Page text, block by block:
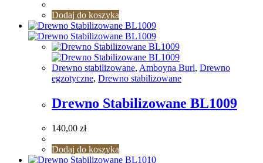
Dodaj do koszyka
Drewno stabilizowane, Amboyna Burl, Drewno
egzotyczne, Drewno stabilizowane
Drewno Stabilizowane BL1009
140,00 zł
Dodaj do koszyka